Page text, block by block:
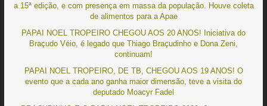
a 15ª edição, e com presença em massa da população. Houve coleta
de alimentos para a Apae
PAPAI NOEL TROPEIRO CHEGOU AOS 20 ANOS! Iniciativa do
Braçudo Véio, é legado que Thiago Braçudinho e Dona Zeni,
continuam!
PAPAI NOEL TROPEIRO, DE TB, CHEGOU AOS 19 ANOS! O
evento que a cada ano ganha maior dimensão, teve a visita do
deputado Moacyr Fadel